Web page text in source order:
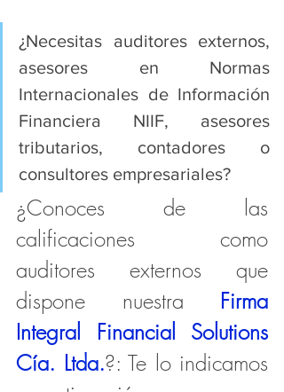
¿Necesitas auditores externos,
asesores en Normas
Internacionales de Información
Financiera NIIF, asesores
tributarios, contadores o
consultores empresariales?
¿Conoces de las
calificaciones como
auditores externos que
dispone nuestra Firma
Integral Financial Solutions
Cía. Ltda.?: Te lo indicamos